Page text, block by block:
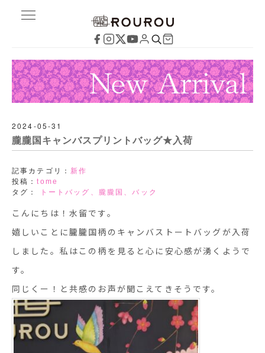
2024-05-31
朧朧国キャンバスプリントバッグ★入荷
記事カテゴリ： 新作
投稿：tome
タグ：
トートバッグ、朧朧国、バック
こんにちは！水留です。
嬉しいことに朧朧国柄のキャンバストートバッグが入荷
しました。私はこの柄を見ると心に安心感が湧くようで
す。
同じくー！と共感のお声が聞こえてきそうです。